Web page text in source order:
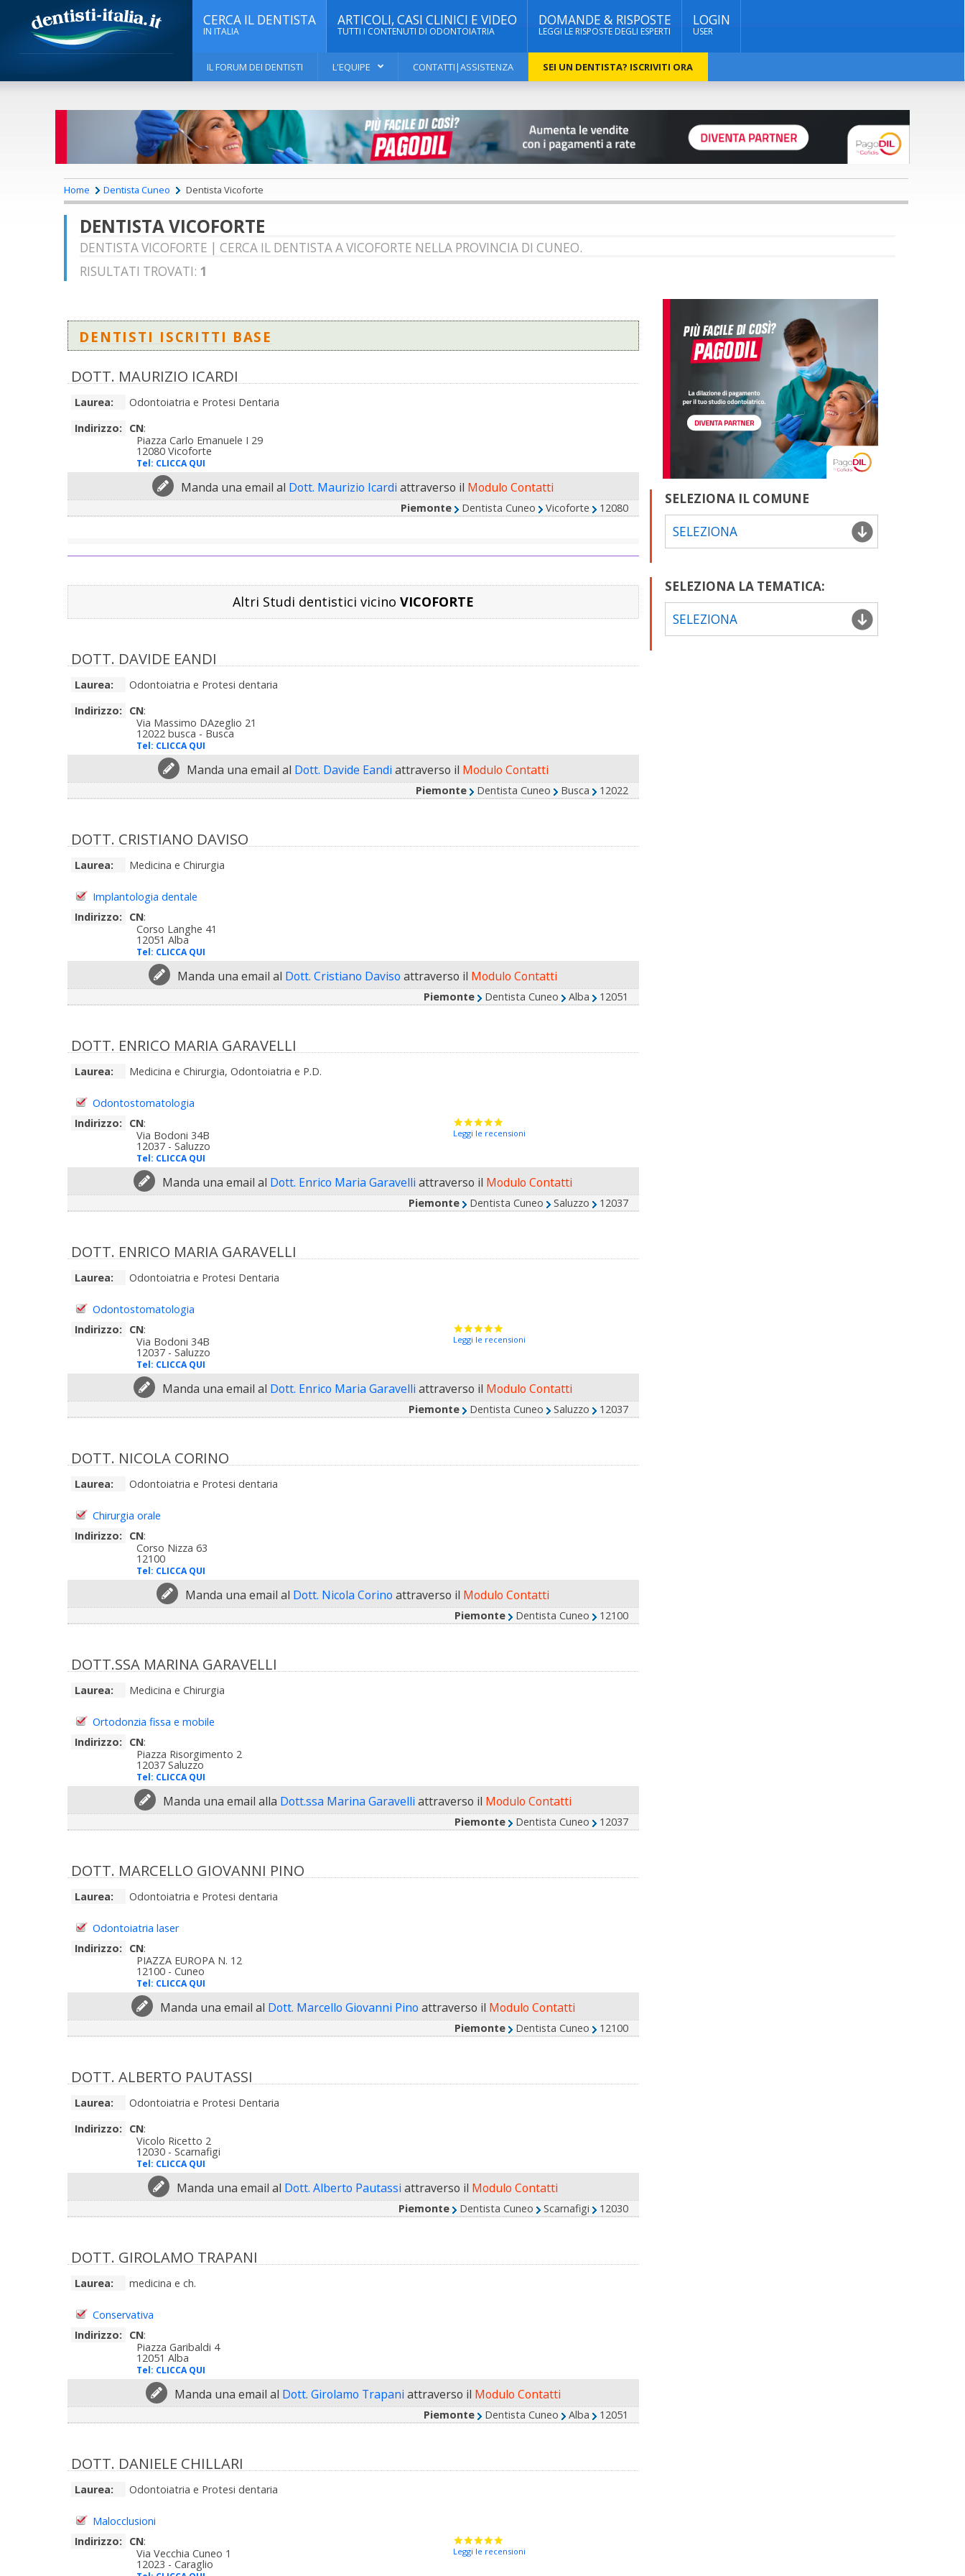
CERCA IL DENTISTA
IN ITALIA
ARTICOLI, CASI CLINICI E VIDEO
TUTTI I CONTENUTI DI ODONTOIATRIA
DOMANDE & RISPOSTE
LEGGI LE RISPOSTE DEGLI ESPERTI
LOGIN
USER
IL FORUM DEI DENTISTI L'EQUIPE CONTATTI|ASSISTENZA SEI UN DENTISTA? ISCRIVITI ORA
Home Dentista Cuneo Dentista Vicoforte
DENTISTA VICOFORTE
DENTISTA VICOFORTE | CERCA IL DENTISTA A VICOFORTE NELLA PROVINCIA DI CUNEO.
RISULTATI TROVATI: 1
DENTISTI ISCRITTI BASE
DOTT. MAURIZIO ICARDI
Laurea:
Odontoiatria e Protesi Dentaria
Indirizzo:
CN:
Piazza Carlo Emanuele I 29
12080 Vicoforte
Tel: CLICCA QUI
Manda una email al Dott. Maurizio Icardi attraverso il Modulo Contatti
Piemonte Dentista Cuneo Vicoforte 12080
Altri Studi dentistici vicino VICOFORTE
DOTT. DAVIDE EANDI
Laurea:
Odontoiatria e Protesi dentaria
Indirizzo:
CN:
Via Massimo DAzeglio 21
12022 busca - Busca
Tel: CLICCA QUI
Manda una email al Dott. Davide Eandi attraverso il Modulo Contatti
Piemonte Dentista Cuneo Busca 12022
DOTT. CRISTIANO DAVISO
Laurea: Medicina e Chirurgia
Implantologia dentale
Indirizzo:
CN:
Corso Langhe 41
12051 Alba
Tel: CLICCA QUI
Manda una email al Dott. Cristiano Daviso attraverso il Modulo Contatti
Piemonte Dentista Cuneo Alba 12051
DOTT. ENRICO MARIA GARAVELLI
Laurea: Medicina e Chirurgia, Odontoiatria e P.D.
Odontostomatologia
Indirizzo:
CN:
Via Bodoni 34B
12037 - Saluzzo
Tel: CLICCA QUI
Leggi le recensioni
Manda una email al Dott. Enrico Maria Garavelli attraverso il Modulo Contatti
Piemonte Dentista Cuneo Saluzzo 12037
DOTT. ENRICO MARIA GARAVELLI
Laurea: Odontoiatria e Protesi Dentaria
Odontostomatologia
Indirizzo:
CN:
Via Bodoni 34B
12037 - Saluzzo
Tel: CLICCA QUI
Leggi le recensioni
Manda una email al Dott. Enrico Maria Garavelli attraverso il Modulo Contatti
Piemonte Dentista Cuneo Saluzzo 12037
DOTT. NICOLA CORINO
Laurea: Odontoiatria e Protesi dentaria
Chirurgia orale
Indirizzo:
CN:
Corso Nizza 63
12100
Tel: CLICCA QUI
Manda una email al Dott. Nicola Corino attraverso il Modulo Contatti
Piemonte Dentista Cuneo 12100
DOTT.SSA MARINA GARAVELLI
Laurea: Medicina e Chirurgia
Ortodonzia fissa e mobile
Indirizzo:
CN:
Piazza Risorgimento 2
12037 Saluzzo
Tel: CLICCA QUI
Manda una email alla Dott.ssa Marina Garavelli attraverso il Modulo Contatti
Piemonte Dentista Cuneo 12037
DOTT. MARCELLO GIOVANNI PINO
Laurea: Odontoiatria e Protesi dentaria
Odontoiatria laser
Indirizzo:
CN:
PIAZZA EUROPA N. 12
12100 - Cuneo
Tel: CLICCA QUI
Manda una email al Dott. Marcello Giovanni Pino attraverso il Modulo Contatti
Piemonte Dentista Cuneo 12100
DOTT. ALBERTO PAUTASSI
Laurea:
Odontoiatria e Protesi Dentaria
Indirizzo:
CN:
Vicolo Ricetto 2
12030 - Scarnafigi
Tel: CLICCA QUI
Manda una email al Dott. Alberto Pautassi attraverso il Modulo Contatti
Piemonte Dentista Cuneo Scarnafigi 12030
DOTT. GIROLAMO TRAPANI
Laurea: medicina e ch.
Conservativa
Indirizzo:
CN:
Piazza Garibaldi 4
12051 Alba
Tel: CLICCA QUI
Manda una email al Dott. Girolamo Trapani attraverso il Modulo Contatti
Piemonte Dentista Cuneo Alba 12051
DOTT. DANIELE CHILLARI
Laurea: Odontoiatria e Protesi dentaria
Malocclusioni
Indirizzo:
CN:
Via Vecchia Cuneo 1
12023 - Caraglio
Leggi le recensioni
SELEZIONA IL COMUNE
SELEZIONA
SELEZIONA LA TEMATICA:
SELEZIONA